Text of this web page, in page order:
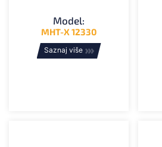
Model:
MHT-X 12330
Saznaj više